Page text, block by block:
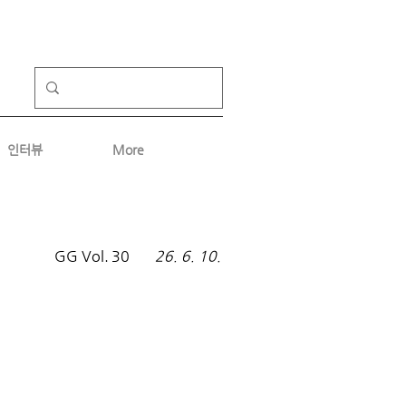
인터뷰 More
30
GG Vol. 26. 6. 10.